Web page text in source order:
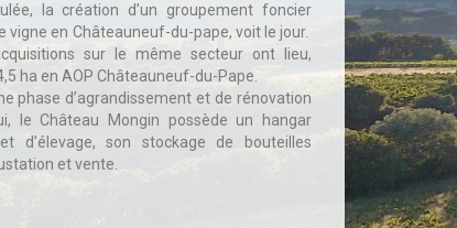
la création d’un groupement foncier
vigne en Châteauneuf-du-pape, voit le jour.
sur le même secteur ont lieu,
ha en AOP Châteauneuf-du-Pape.
phase d’agrandissement et de rénovation
le Château Mongin possède un hangar
d’élevage, son stockage de bouteilles
et vente.